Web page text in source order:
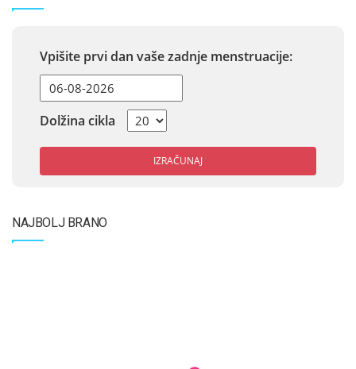
Vpišite prvi dan vaše zadnje menstruacije:
Dolžina cikla
IZRAČUNAJ
NAJBOLJ BRANO